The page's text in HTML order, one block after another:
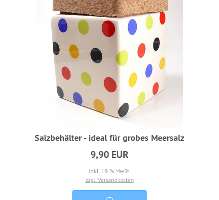
Salzbehälter - ideal für grobes Meersalz
9,90 EUR
inkl. 19 % MwSt.
zzgl. Versandkosten